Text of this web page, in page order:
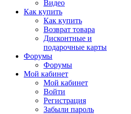
Видео
Как купить
Как купить
Возврат товара
Дисконтные и
подарочные карты
Форумы
Форумы
Мой кабинет
Мой кабинет
Войти
Регистрация
Забыли пароль